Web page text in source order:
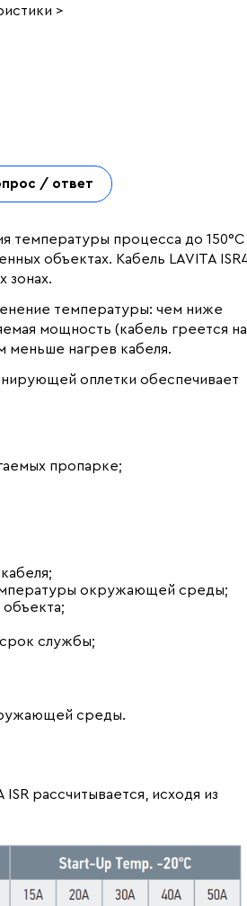
>
/ ответ
температуры процесса до 150°С
объектах. Кабель LAVITA
зонах.
температуры: чем ниже
мощность (кабель греется на
меньше нагрев кабеля.
оплетки обеспечивает
пропарке;
окружающей среды;
службы;
среды.
рассчитывается, исходя из